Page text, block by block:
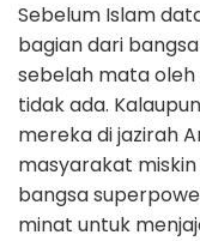
Sebelum Islam
bagian dari
sebelah mata oleh
tidak ada.
mereka di jazirah
masyarakat
bangsa
minat untuk